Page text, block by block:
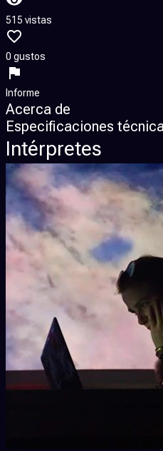
515 vistas
0 gustos
Informe
Acerca de
Especificaciones
Intérpretes